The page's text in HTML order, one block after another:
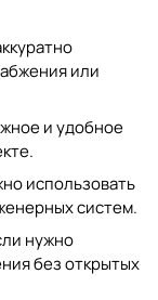
или
и удобное
использовать
систем.
нужно
без открытых